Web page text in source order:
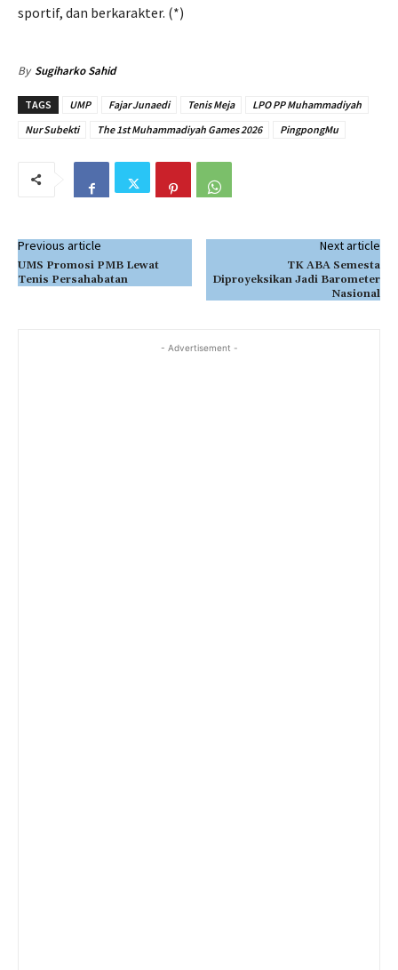
sportif, dan berkarakter. (*)
By Sugiharko Sahid
TAGS UMP Fajar Junaedi Tenis Meja
LPO PP Muhammadiyah
Nur Subekti
The 1st Muhammadiyah Games 2026 PingpongMu
Previous article
UMS Promosi PMB Lewat
Tenis Persahabatan
Next article
TK ABA Semesta
Diproyeksikan Jadi Barometer
Nasional
- Advertisement -